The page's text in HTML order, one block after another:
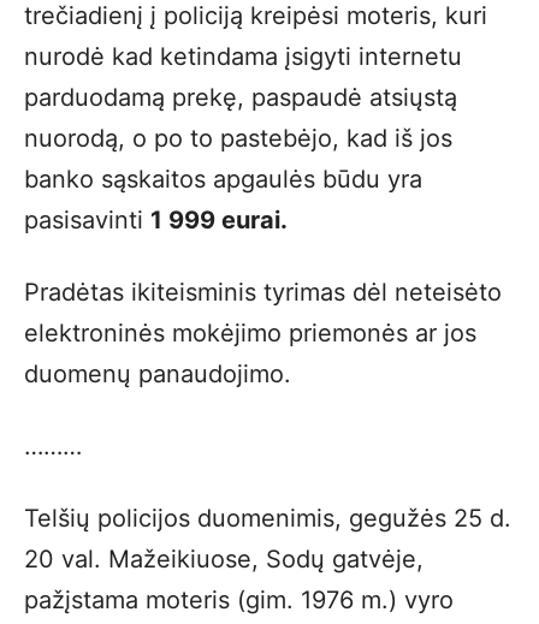
trečiadienį į policiją kreipėsi moteris, kuri
nurodė kad ketindama įsigyti internetu
parduodamą prekę, paspaudė atsiųstą
nuorodą, o po to pastebėjo, kad iš jos
banko sąskaitos apgaulės būdu yra
pasisavinti 1 999 eurai.
Pradėtas ikiteisminis tyrimas dėl neteisėto
elektroninės mokėjimo priemonės ar jos
duomenų panaudojimo.
………
Telšių policijos duomenimis, gegužės 25 d.
20 val. Mažeikiuose, Sodų gatvėje,
pažįstama moteris (gim. 1976 m.) vyro